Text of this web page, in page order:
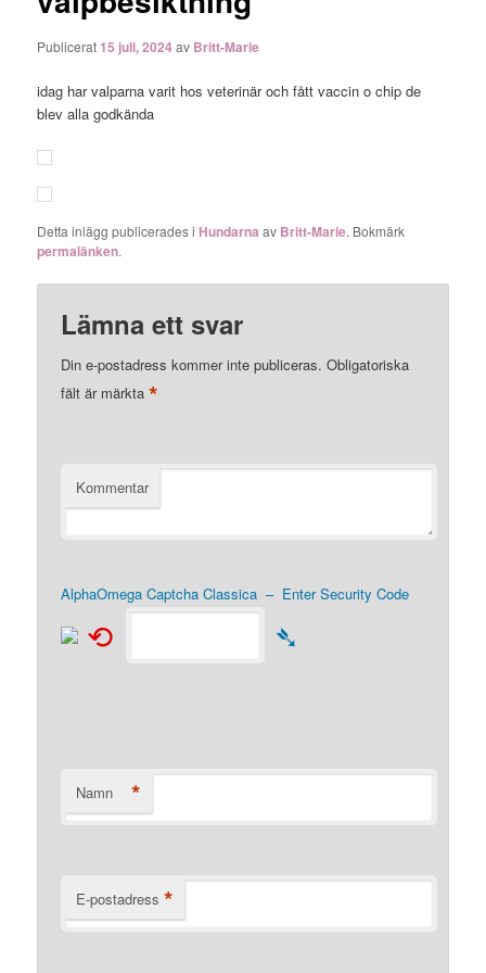
Publicerat 15 juli, 2024av Britt-Marie
idag har valparna varit hos veterinär och fått vaccin o chip de
blev alla godkända
Detta inlägg publicerades i Hundarna av Britt-Marie. Bokmärk
permalänken.
Lämna ett svar
Din e-postadress kommer inte publiceras. Obligatoriska
fält är märkta*
Kommentar
AlphaOmega Captcha Classica – Enter Security Code
⟲ ➴
Namn *
E-postadress *